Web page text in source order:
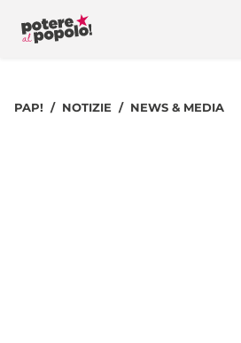
PAP! NOTIZIE NEWS & MEDIA